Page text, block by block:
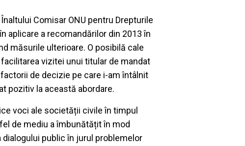
Comisar ONU pentru Drepturile
aplicare a recomandărilor din 2013 în
măsurile ulterioare. O posibilă cale
vizitei unui titular de mandat
de decizie pe care i-am întâlnit
pozitiv la această abordare.
voci ale societății civile în timpul
de mediu a îmbunătățit în mod
public în jurul problemelor